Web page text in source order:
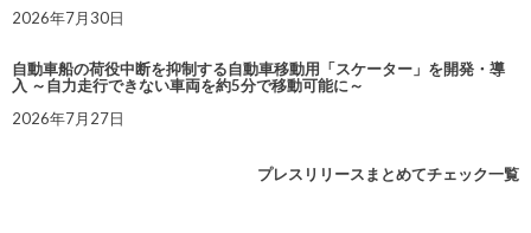
2026年7月30日
自動車船の荷役中断を抑制する自動車移動用「スケーター」を開発・導
入 ～自力走行できない車両を約5分で移動可能に～
2026年7月27日
プレスリリースまとめてチェック一覧